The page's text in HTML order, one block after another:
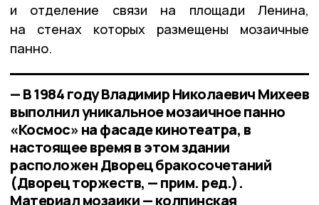
и отделение связи на площади Ленина,
на стенах которых размещены мозаичные
панно.
— В 1984 году Владимир Николаевич Михеев
выполнил уникальное мозаичное панно
«Космос» на фасаде кинотеатра, в
настоящее время в этом здании
расположен Дворец бракосочетаний
(Дворец торжеств, — прим. ред.).
Материал мозаики — колпинская